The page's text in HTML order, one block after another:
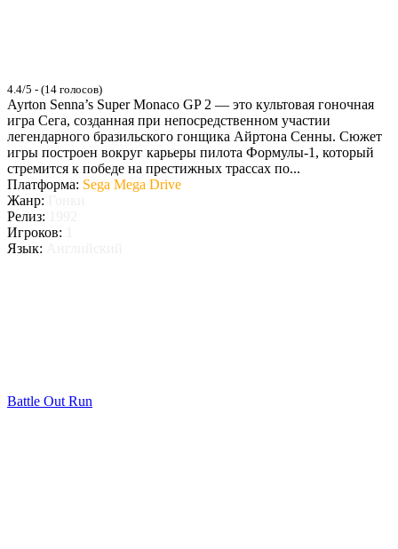
4.4/5 - (14 голосов)
Ayrton Senna’s Super Monaco GP 2 — это культовая гоночная
игра Сега, созданная при непосредственном участии
легендарного бразильского гонщика Айртона Сенны. Сюжет
игры построен вокруг карьеры пилота Формулы-1, который
стремится к победе на престижных трассах по...
Платформа: Sega Mega Drive
Жанр:
Релиз:
Игроков:
Язык:
Battle Out Run